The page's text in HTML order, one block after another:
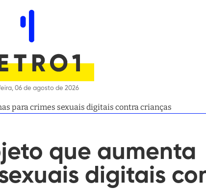
06 de agosto de 2026
para crimes sexuais digitais contra crianças
que aumenta
digitais